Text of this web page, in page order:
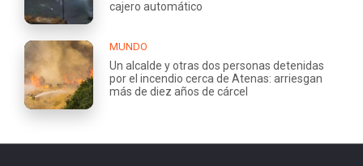
cajero automático
MUNDO
Un alcalde y otras dos personas detenidas
por el incendio cerca de Atenas: arriesgan
más de diez años de cárcel